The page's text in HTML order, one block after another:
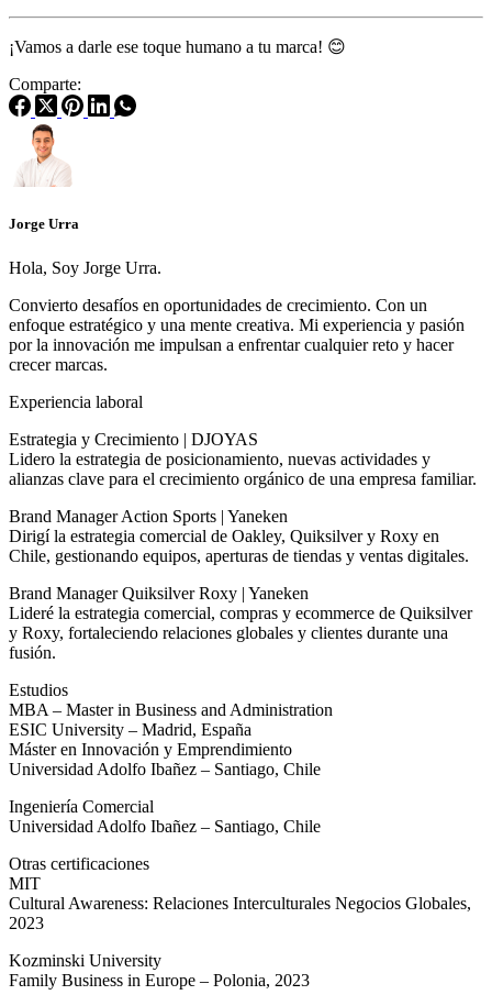
¡Vamos a darle ese toque humano a tu marca! 😊
Comparte:
Jorge Urra
Hola, Soy Jorge Urra.
Convierto desafíos en oportunidades de crecimiento. Con un
enfoque estratégico y una mente creativa. Mi experiencia y pasión
por la innovación me impulsan a enfrentar cualquier reto y hacer
crecer marcas.
Experiencia laboral
Estrategia y Crecimiento | DJOYAS
Lidero la estrategia de posicionamiento, nuevas actividades y
alianzas clave para el crecimiento orgánico de una empresa familiar.
Brand Manager Action Sports | Yaneken
Dirigí la estrategia comercial de Oakley, Quiksilver y Roxy en
Chile, gestionando equipos, aperturas de tiendas y ventas digitales.
Brand Manager Quiksilver Roxy | Yaneken
Lideré la estrategia comercial, compras y ecommerce de Quiksilver
y Roxy, fortaleciendo relaciones globales y clientes durante una
fusión.
Estudios
MBA – Master in Business and Administration
ESIC University – Madrid, España
Máster en Innovación y Emprendimiento
Universidad Adolfo Ibañez – Santiago, Chile
Ingeniería Comercial
Universidad Adolfo Ibañez – Santiago, Chile
Otras certificaciones
MIT
Cultural Awareness: Relaciones Interculturales Negocios Globales,
2023
Kozminski University
Family Business in Europe – Polonia, 2023